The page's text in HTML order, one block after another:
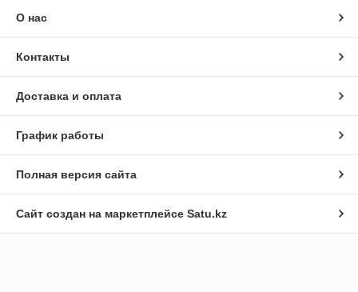
О нас
Контакты
Доставка и оплата
График работы
Полная версия сайта
Сайт создан на маркетплейсе Satu.kz